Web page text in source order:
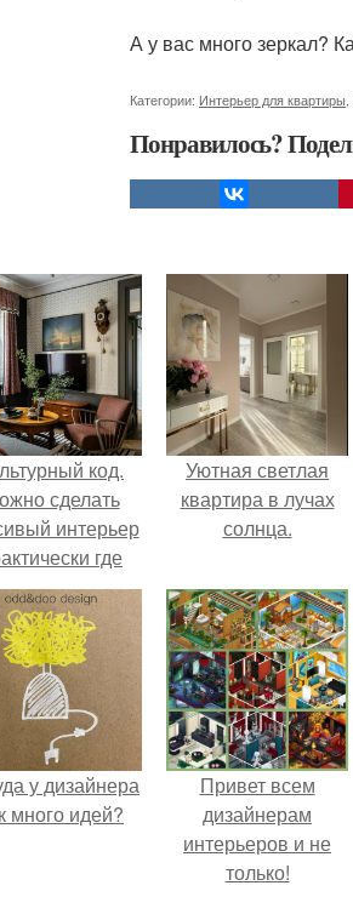
А у вас много зеркал?
Категории: Интерьер для квартиры
Понравилось?
код.
сделать
интерьер
где
угодно.
Уютная светлая
квартира в лучах
солнца.
у дизайнера
много идей?
Привет всем
дизайнерам
интерьеров и не
только!